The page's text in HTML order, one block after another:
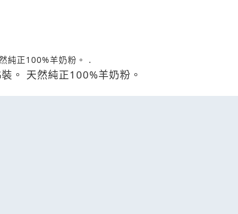
純正100%羊奶粉。 .
粉，20KG裝。 天然純正100%